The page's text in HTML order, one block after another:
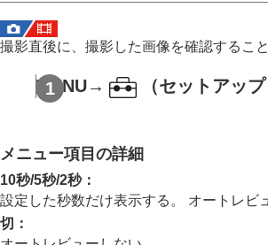
MENU一覧から機能を探す
撮影機能を活用する
この章の目次
顔/瞳AF
露出/測光を調整する
撮影直後に、撮影した画像を確認するこ
MENU→ （セットアップ
メニュー項目の詳細
10秒/5秒/2秒：
設定した秒数だけ表示する。 オートレビ
切 ：